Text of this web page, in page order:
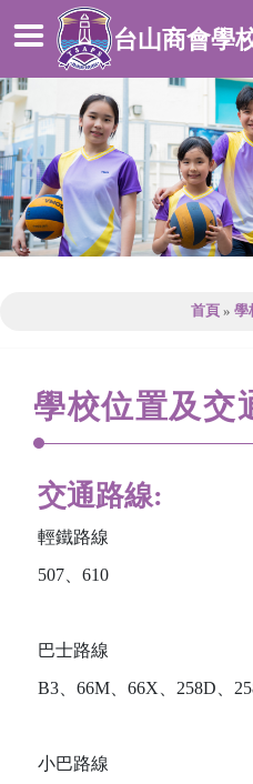
台山商會學
首頁 » 學
學校位置及交
交通路線:
輕鐵路線
507、610
巴士路線
B3、66M、66X、258D、
小巴路線